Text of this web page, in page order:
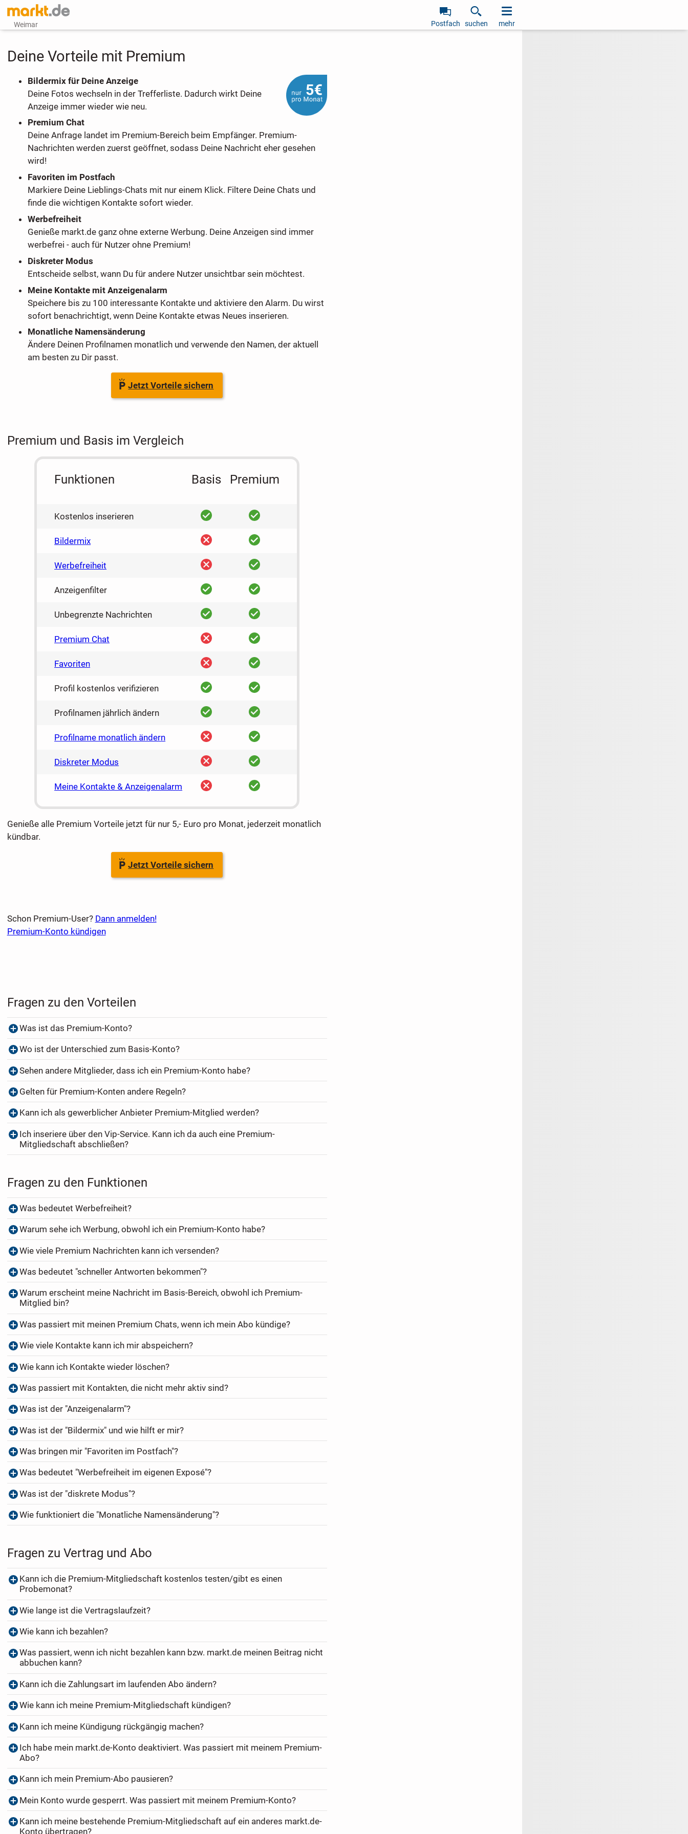
Weimar Postfach suchen mehr
Deine Vorteile mit Premium
Bildermix für Deine Anzeige
Deine Fotos wechseln in der Trefferliste. Dadurch wirkt Deine
Anzeige immer wieder wie neu.
Premium Chat
Deine Anfrage landet im Premium-Bereich beim Empfänger. Premium-
Nachrichten werden zuerst geöffnet, sodass Deine Nachricht eher gesehen
wird!
Favoriten im Postfach
Markiere Deine Lieblings-Chats mit nur einem Klick. Filtere Deine Chats und
finde die wichtigen Kontakte sofort wieder.
Werbefreiheit
Genieße markt.de ganz ohne externe Werbung. Deine Anzeigen sind immer
werbefrei - auch für Nutzer ohne Premium!
Diskreter Modus
Entscheide selbst, wann Du für andere Nutzer unsichtbar sein möchtest.
Meine Kontakte mit Anzeigenalarm
Speichere bis zu 100 interessante Kontakte und aktiviere den Alarm. Du wirst
sofort benachrichtigt, wenn Deine Kontakte etwas Neues inserieren.
Monatliche Namensänderung
Ändere Deinen Profilnamen monatlich und verwende den Namen, der aktuell
am besten zu Dir passt.
Jetzt Vorteile sichern
Premium und Basis im Vergleich
Funktionen Basis Premium
Kostenlos inserieren ja ja
Bildermix nein ja
Werbefreiheit nein ja
Anzeigenfilter ja ja
Unbegrenzte Nachrichten ja ja
Premium Chat nein ja
Favoriten nein ja
Profil kostenlos verifizieren ja ja
Profilnamen jährlich ändern ja ja
Profilname monatlich ändern nein ja
Diskreter Modus nein ja
Meine Kontakte & Anzeigenalarm nein ja
Genieße alle Premium Vorteile jetzt für nur 5,- Euro pro Monat, jederzeit monatlich
kündbar.
Jetzt Vorteile sichern
Schon Premium-User? Dann anmelden!
Premium-Konto kündigen
Fragen zu den Vorteilen
Was ist das Premium-Konto?
Wo ist der Unterschied zum Basis-Konto?
Sehen andere Mitglieder, dass ich ein Premium-Konto habe?
Gelten für Premium-Konten andere Regeln?
Kann ich als gewerblicher Anbieter Premium-Mitglied werden?
Ich inseriere über den Vip-Service. Kann ich da auch eine Premium-
Mitgliedschaft abschließen?
Fragen zu den Funktionen
Was bedeutet Werbefreiheit?
Warum sehe ich Werbung, obwohl ich ein Premium-Konto habe?
Wie viele Premium Nachrichten kann ich versenden?
Was bedeutet "schneller Antworten bekommen"?
Warum erscheint meine Nachricht im Basis-Bereich, obwohl ich Premium-
Mitglied bin?
Was passiert mit meinen Premium Chats, wenn ich mein Abo kündige?
Wie viele Kontakte kann ich mir abspeichern?
Wie kann ich Kontakte wieder löschen?
Was passiert mit Kontakten, die nicht mehr aktiv sind?
Was ist der "Anzeigenalarm"?
Was ist der "Bildermix" und wie hilft er mir?
Was bringen mir "Favoriten im Postfach"?
Was bedeutet "Werbefreiheit im eigenen Exposé"?
Was ist der "diskrete Modus"?
Wie funktioniert die "Monatliche Namensänderung"?
Fragen zu Vertrag und Abo
Kann ich die Premium-Mitgliedschaft kostenlos testen/gibt es einen
Probemonat?
Wie lange ist die Vertragslaufzeit?
Wie kann ich bezahlen?
Was passiert, wenn ich nicht bezahlen kann bzw. markt.de meinen Beitrag nicht
abbuchen kann?
Kann ich die Zahlungsart im laufenden Abo ändern?
Wie kann ich meine Premium-Mitgliedschaft kündigen?
Kann ich meine Kündigung rückgängig machen?
Ich habe mein markt.de-Konto deaktiviert. Was passiert mit meinem Premium-
Abo?
Kann ich mein Premium-Abo pausieren?
Mein Konto wurde gesperrt. Was passiert mit meinem Premium-Konto?
Kann ich meine bestehende Premium-Mitgliedschaft auf ein anderes markt.de-
Konto übertragen?